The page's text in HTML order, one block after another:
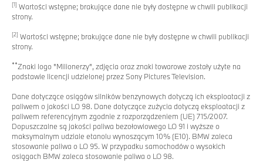
[1] Wartości wstępne; brakujące dane nie były dostępne w chwili publikacji
strony.
[2] Wartości wstępne; brakujące dane nie były dostępne w chwili publikacji
strony.
**Znaki logo "Milionerzy", zdjęcia oraz znaki towarowe zostały użyte na
podstawie licencji udzielonej przez Sony Pictures Television.
Dane dotyczące osiągów silników benzynowych dotyczą ich eksploatacji z
paliwem o jakości LO 98. Dane dotyczące zużycia dotyczą eksploatacji z
paliwem referencyjnym zgodnie z rozporządzeniem (UE) 715/2007.
Dopuszczalne są jakości paliwa bezołowiowego LO 91 i wyższe o
maksymalnym udziale etanolu wynoszącym 10% (E10). BMW zaleca
stosowanie paliwa o LO 95. W przypadku samochodów o wysokich
osiągach BMW zaleca stosowanie paliwa o LO 98.